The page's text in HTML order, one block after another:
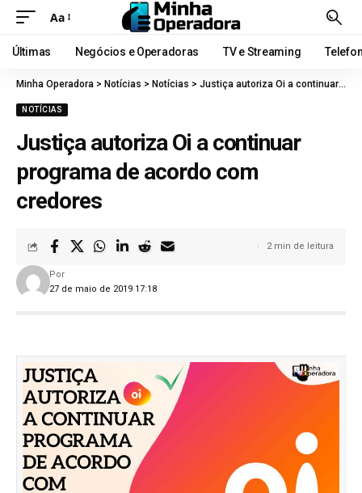
Aa
Últimas Negócios e Operadoras TV e Streaming
Minha Operadora > Notícias > Notícias > Justiça autoriza Oi a continuar programa de acordo com credores
NOTÍCIAS
Justiça autoriza Oi a continuar
programa de acordo com
credores
27 de maio de 2019 17:18
Por
2 min de leitura